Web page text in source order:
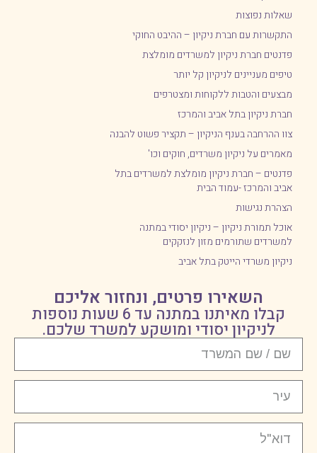
שאלות נפוצות
התקשרות עם חברת ניקיון – ההיבט החוקי
פדנטים חברת ניקיון למשרדים מומלצת
טיפים מעניינים לניקיון קל יותר
מבצעים והטבות ללקוחות ומצטרפים
חברת ניקיון בתל אביב והמרכז
צוו ההרחבה בענף הניקיון – תקציר פשוט להבנה
מאמרים על ניקיון משרדים, חוקים וכו'
פדנטים – חברת ניקיון מומלצת למשרדים בתל
אביב והמרכז -עמוד הבית
הצהרת נגישות
אוכל תמורת ניקיון – ניקיון יסודי במתנה
למשרדים שתורמים מזון לנזקקים
ניקיון משרדי הייטק בתל אביב
השאירו פרטים, ונחזור אליכם
קבלו מאיתנו במתנה עד 6 שעות נוספות
לניקיון יסודי ומושקע למשרד שלכם.